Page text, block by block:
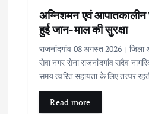
अग्निशमन एवं आपातकालीन
हुई जान-माल की सुरक्षा
राजनांदगांव 08 अगस्त 2026।
सेवा नगर सेना राजनांदगांव सदैव
समय त्वरित सहायता के लिए तत्पर
Read more